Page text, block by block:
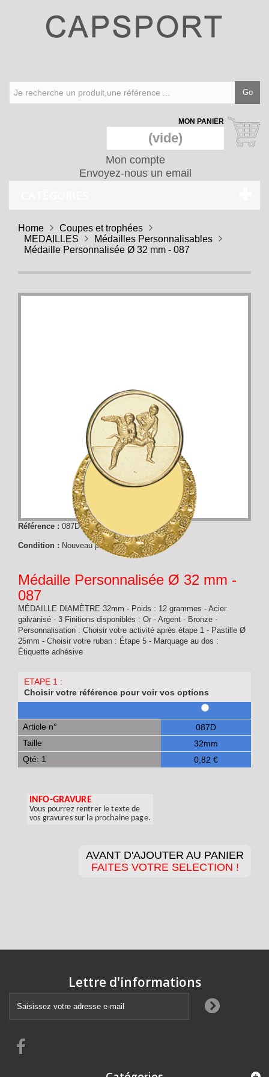
Go
MON PANIER
(vide)
Mon compte
Envoyez-nous un email
Home
Coupes et trophées
MEDAILLES
Médailles Personnalisables
Médaille Personnalisée Ø 32 mm - 087
Référence : 087D
Condition : Nouveau produit
Médaille Personnalisée Ø 32 mm -
087
MÉDAILLE DIAMÈTRE 32mm - Poids : 12 grammes - Acier
galvanisé - 3 Finitions disponibles : Or - Argent - Bronze -
Personnalisation : Choisir votre activité après étape 1 - Pastille Ø
25mm - Choisir votre ruban : Étape 5 - Marquage au dos :
Étiquette adhésive
ETAPE 1 :
Choisir votre référence pour voir vos options
Article n°
087D
Taille
32mm
Qté: 1
0,82 €
INFO-GRAVURE
Vous pourrez rentrer le texte de
vos gravures sur la prochaine page.
AVANT D'AJOUTER AU PANIER
FAITES VOTRE SELECTION !
Lettre d'informations